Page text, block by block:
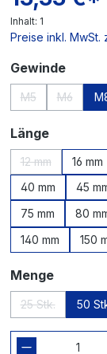
Inhalt: 1
Preise inkl. MwSt.
Gewinde
M5 M6
Länge
12 mm
16 mm
40 mm
45
75 mm
80
140 mm
150
Menge
25 Stk. 50